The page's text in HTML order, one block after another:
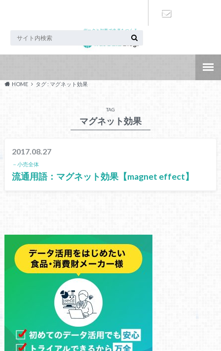
データと知恵で未来をつくる
HOME タグ : マグネット効果
TAG
マグネット効果
2017.08.27
－小売全体
流通用語：マグネット効果【magnet effect】